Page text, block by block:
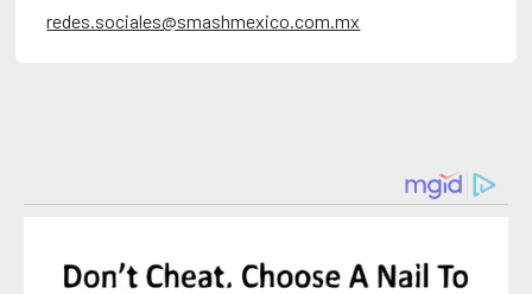
redes.sociales@smashmexico.com.mx